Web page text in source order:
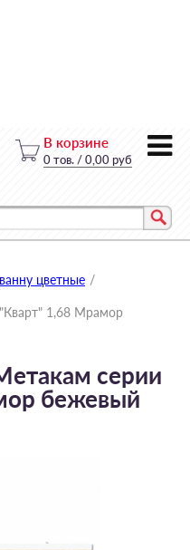
В корзине
цветные /
1,68 Мрамор
серии
бежевый